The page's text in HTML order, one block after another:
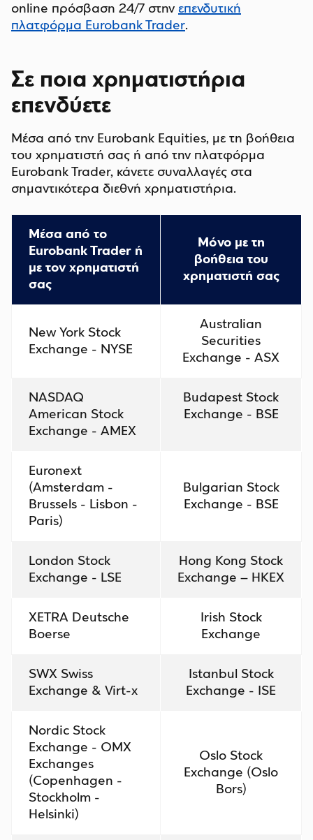
online πρόσβαση 24/7 στην επενδυτική
πλατφόρμα Eurobank Trader.
Σε ποια χρηματιστήρια
επενδύετε
Μέσα από την Eurobank Equities, με τη βοήθεια
του χρηματιστή σας ή από την πλατφόρμα
Eurobank Trader, κάνετε συναλλαγές στα
σημαντικότερα διεθνή χρηματιστήρια.
Μέσα από το
Eurobank Trader ή
με τον χρηματιστή
σας
Μόνο με τη
βοήθεια του
χρηματιστή σας
New York Stock
Exchange - NYSE
Australian
Securities
Exchange - ASX
NASDAQ
American Stock
Exchange - AMEX
Budapest Stock
Exchange - BSE
Euronext
(Amsterdam -
Brussels - Lisbon -
Paris)
Bulgarian Stock
Exchange - BSE
London Stock
Exchange - LSE
Hong Kong Stock
Exchange – HKEX
XETRA Deutsche
Boerse
Irish Stock
Exchange
SWX Swiss
Exchange & Virt-x
Istanbul Stock
Exchange - ISE
Nordic Stock
Exchange - OMX
Exchanges
(Copenhagen -
Stockholm -
Helsinki)
Oslo Stock
Exchange (Oslo
Bors)